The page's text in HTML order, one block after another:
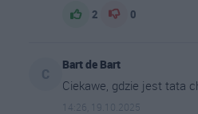
2 0
Bart de Bart
Ciekawe, gdzie jest tata
14:26, 19.10.2025